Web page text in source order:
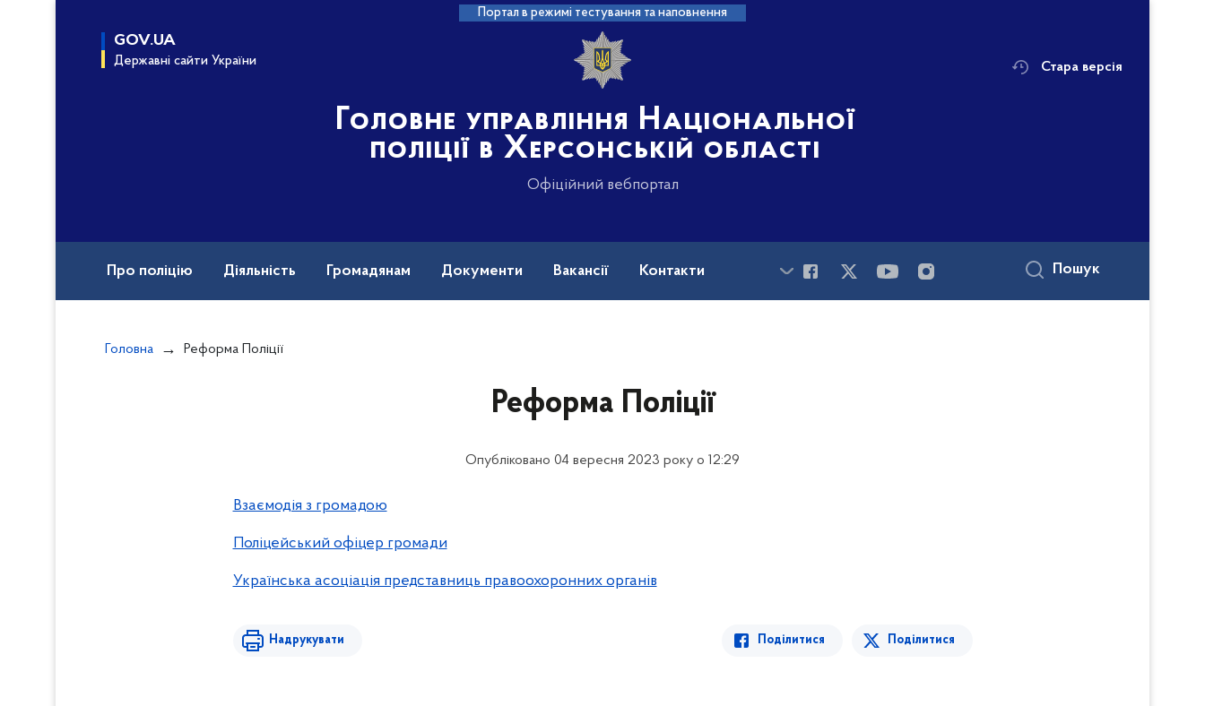
Портал в режимі тестування та наповнення
GOV.UA
Державні сайти України
Головне управління Національної
поліції в Херсонській області
Офіційний вебпортал
Стара версія
Про поліцію Діяльність Громадянам Документи Вакансії Контакти Пошук
Головна Реформа Поліції
Реформа Поліції
Опубліковано 04 вересня 2023 року о 12:29
Взаємодія з громадою
Поліцейський офіцер громади
Українська асоціація представниць правоохоронних органів
Надрукувати Поділитися Поділитися